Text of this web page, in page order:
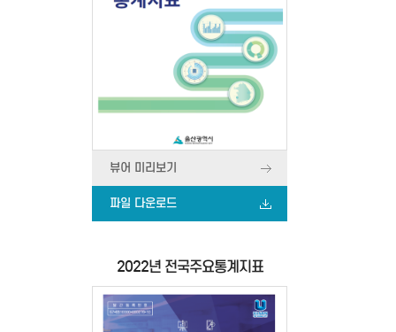
뷰어 미리보기
파일 다운로드
2022년 전국주요통계지표